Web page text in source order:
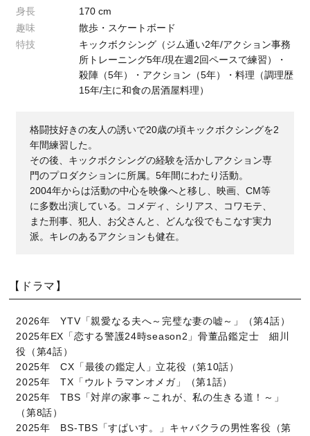
身長
170 cm
趣味
散歩・スケートボード
特技
キックボクシング（ジム通い2年/アクション事務
所トレーニング5年/現在週2回ペースで練習）・
殺陣（5年）・アクション（5年）・料理（調理歴
15年/主に和食の居酒屋料理）
格闘技好きの友人の誘いで20歳の頃キックボクシングを2
年間練習した。
その後、キックボクシングの経験を活かしアクション専
門のプロダクションに所属。5年間にわたり活動。
2004年からは活動の中心を映像へと移し、映画、CM等
に多数出演している。コメディ、シリアス、コワモテ、
また刑事、犯人、お父さんと、どんな役でもこなす実力
派。キレのあるアクションも健在。
【ドラマ】
2026年 YTV「親愛なる夫へ～完璧な妻の嘘～」（第4話）
2025年EX「恋する警護24時season2」骨董品鑑定士 細川
役（第4話）
2025年 CX「最後の鑑定人」立花役（第10話）
2025年 TX「ウルトラマンオメガ」（第1話）
2025年 TBS「対岸の家事～これが、私の生きる道！～」
（第8話）
2025年 BS-TBS「すぱいす。」キャバクラの男性客役（第